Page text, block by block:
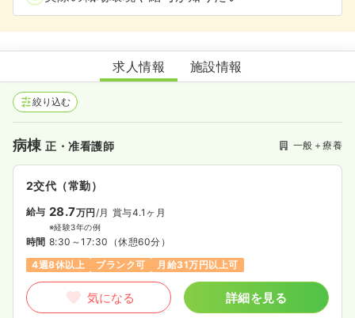
楠本病院
求人情報 施設情報
絞り込む
病棟正・准看護師 一般＋療養
2交代（常勤）
給与 28.7万円/月 賞与4.1ヶ月
※経験3年の例
時間 8:30～17:30 （休憩60分）
4週8休以上
ブランク可 月給31万円以上可
気になる 詳細を見る